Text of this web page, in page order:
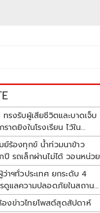
รงรับผู้เสียชีวิตและบาดเจ็บ
ราดยิงในโรงเรียน ไว้ใน
ชานุเคราะห์
ย์ร้องทุกข์ น้ำท่วมนาข้าว
ปี รถเล็กผ่านไม่ได้ วอนหน่วย
ก้ไข
าฯทั่วประเทศ ยกระดับ 4
ดูแลความปลอดภัยในสถาน
องข่าวไทยโพสต์สุดสัปดาห์